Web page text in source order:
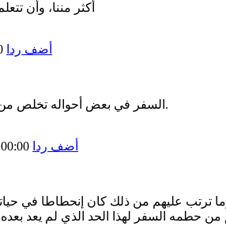
أكثر مننا، وأن
أضف ردا
السفر في بعض أحواله تخلص من الطاقة السلبية الذي اكتسبناها عن محيطنا.
أضف ردا
وما ترتب عليهم من ذلك كان إنحطاطا في
حطمه السفر لهذا الحد الذي لم يعد